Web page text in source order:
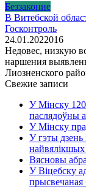
Беззаконие
В Витебской
Госконтроль
24.01.2022016
Недовес, низкую
наршения
Лиозненского
Свежие записи
У Мінску
паслядоўны
У Мінску
У гэты дзень
найвялікшых
Вясновы
У Віцебску
прысвечаная